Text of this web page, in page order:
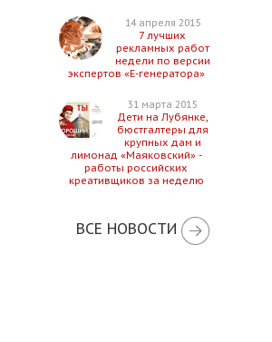
14 апреля 2015
7 лучших
рекламных работ
недели по версии
экспертов «Е-генератора»
31 марта 2015
Дети на Лубянке,
бюстгалтеры для
крупных дам и
лимонад «Маяковский» -
работы российских
креативщиков за неделю
ВСЕ НОВОСТИ